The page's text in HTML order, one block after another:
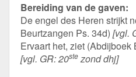
Bereiding van de gaven:
De engel des Heren strijkt
Beurtzangen Ps. 34d) [vgl.
Ervaart het, ziet (Abdijboek
[vgl. GR: 20stezond dhj]